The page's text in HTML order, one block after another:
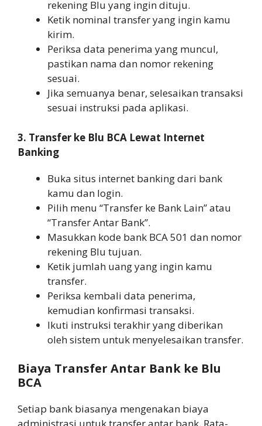
rekening Blu yang ingin dituju.
Ketik nominal transfer yang ingin kamu
kirim.
Periksa data penerima yang muncul,
pastikan nama dan nomor rekening
sesuai.
Jika semuanya benar, selesaikan transaksi
sesuai instruksi pada aplikasi.
3. Transfer ke Blu BCA Lewat Internet
Banking
Buka situs internet banking dari bank
kamu dan login.
Pilih menu “Transfer ke Bank Lain” atau
“Transfer Antar Bank”.
Masukkan kode bank BCA 501 dan nomor
rekening Blu tujuan.
Ketik jumlah uang yang ingin kamu
transfer.
Periksa kembali data penerima,
kemudian konfirmasi transaksi.
Ikuti instruksi terakhir yang diberikan
oleh sistem untuk menyelesaikan transfer.
Biaya Transfer Antar Bank ke Blu
BCA
Setiap bank biasanya mengenakan biaya